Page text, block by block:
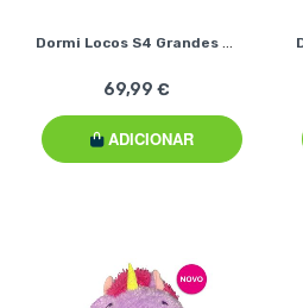
69,99 €
ADICIONAR